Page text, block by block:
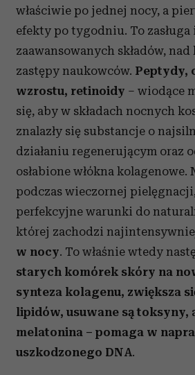
właściwie po jednej nocy, a
efekty po tygodniu. To zasługa
zaawansowanych składów,
zastępy naukowców. Peptydy,
wzrostu, retinoidy – wiodące
się, aby w składach nocnych
znalazły się substancje o
działaniu regenerującym oraz
osłabione włókna kolagenowe.
podczas wieczornej
perfekcyjne warunki do
której zachodzi
w nocy. To właśnie wtedy
starych komórek skóry na
synteza kolagenu, zwiększa
lipidów, usuwane są toksyny,
melatonina – pomaga w
uszkodzonego DNA.